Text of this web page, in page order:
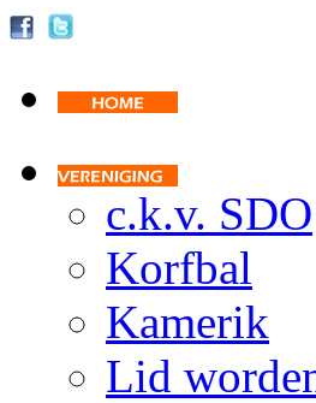
c.k.v. SDO
Korfbal
Kamerik
Lid